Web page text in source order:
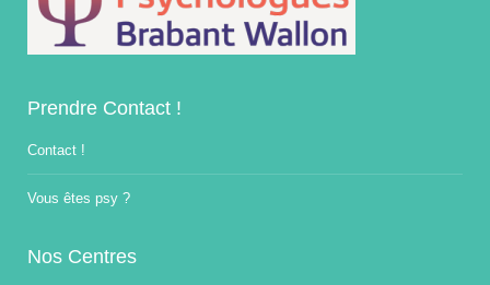
Prendre Contact !
Contact !
Vous êtes psy ?
Nos Centres